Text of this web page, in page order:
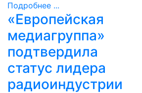
Подробнее ...
«Европейская
медиагруппа»
подтвердила
статус лидера
радиоиндустрии